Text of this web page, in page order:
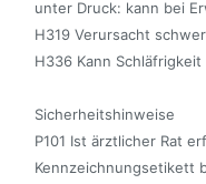
unter Druck: kann bei
H319 Verursacht
H336 Kann
Sicherheitshinweise
P101 Ist ärztlicher Rat
Kennzeichnungsetikett